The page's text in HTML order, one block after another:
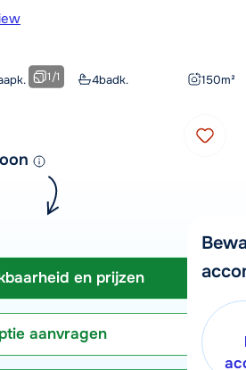
4badk. 150m²
1/1
en prijzen
aanvragen